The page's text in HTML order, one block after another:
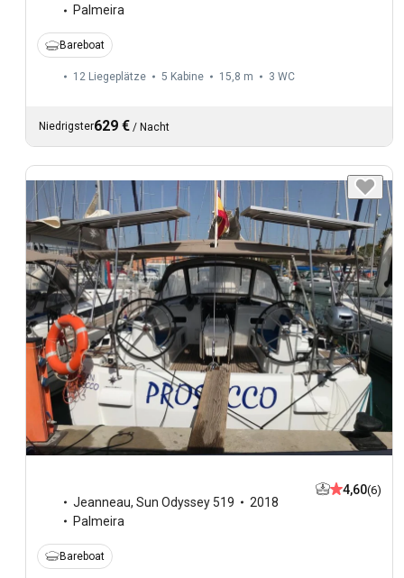
Palmeira
Bareboat
12 Liegeplätze 5 Kabine 15,8 m 3 WC
Niedrigster629 € / Nacht
Jeanneau, Sun Odyssey 519
2018
Palmeira
4,60(6)
Bareboat